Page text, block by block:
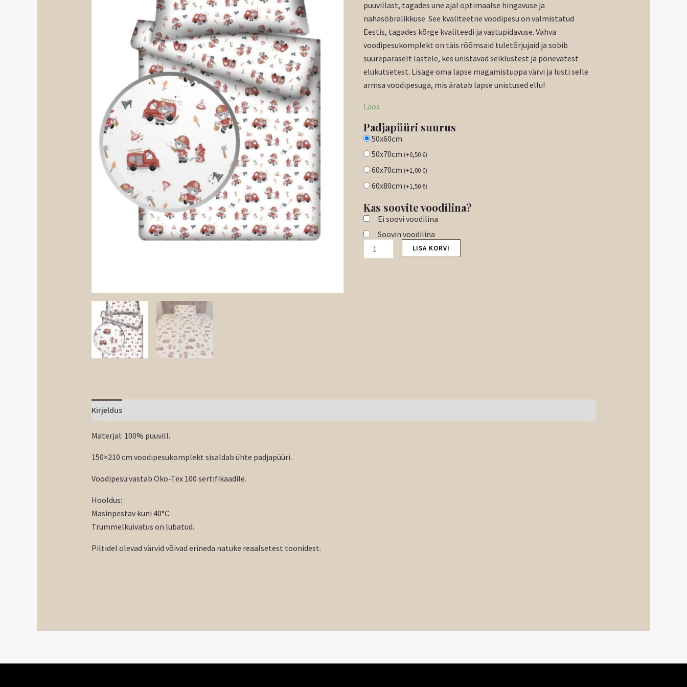
puuvillast, tagades une ajal optimaalse hingavuse ja
nahasõbralikkuse. See kvaliteetne voodipesu on valmistatud
Eestis, tagades kõrge kvaliteedi ja vastupidavuse. Vahva
voodipesukomplekt on täis rõõmsaid tuletõrjujaid ja sobib
suurepäraselt lastele, kes unistavad seiklustest ja põnevatest
elukutsetest. Lisage oma lapse magamistuppa värvi ja lusti selle
armsa voodipesuga, mis äratab lapse unistused ellu!
Laos
Padjapüüri suurus
50x60cm
50x70cm (+0,50€)
60x70cm (+1,00€)
60x80cm (+1,50€)
Kas soovite voodilina?
Ei soovi voodilina
Soovin voodilina
LISA KORVI
Kirjeldus
Materjal: 100% puuvill.
150×210 cm voodipesukomplekt sisaldab ühte padjapüüri.
Voodipesu vastab Öko-Tex 100 sertifikaadile.
Hooldus:
Masinpestav kuni 40°C.
Trummelkuivatus on lubatud.
Piltidel olevad värvid võivad erineda natuke reaalsetest toonidest.